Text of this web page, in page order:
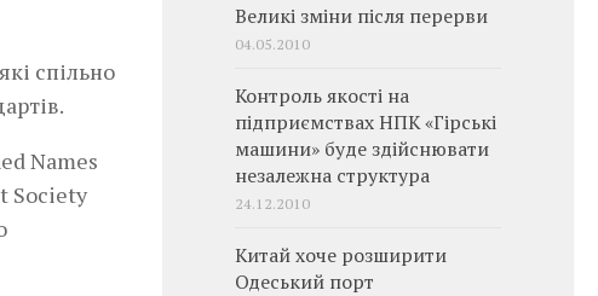
спільно
Names
Society
Великі зміни після перерви
04.05.2010
Контроль якості на
підприємствах НПК «Гірські
машини» буде здійснювати
незалежна структура
24.12.2010
Китай хоче розширити
Одеський порт